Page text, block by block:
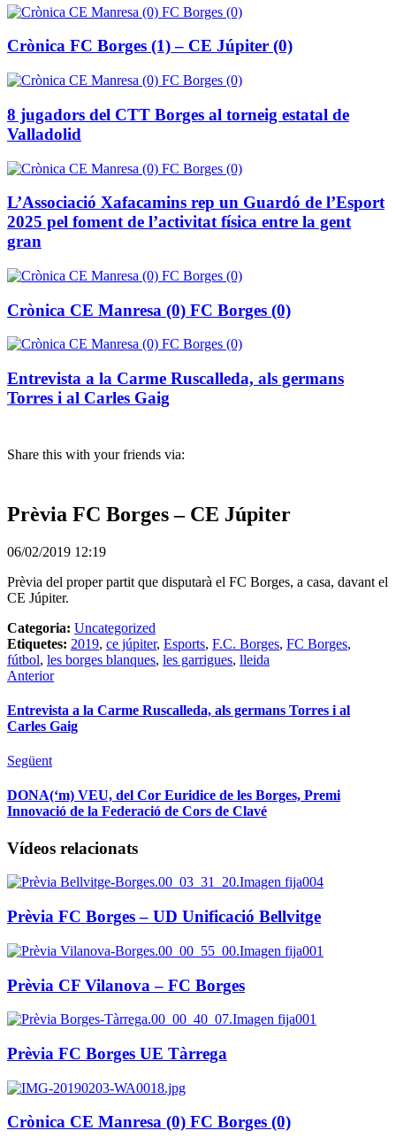
Crònica FC Borges (1) – CE Júpiter (0)
8 jugadors del CTT Borges al torneig estatal de
Valladolid
L’Associació Xafacamins rep un Guardó de l’Esport
2025 pel foment de l’activitat física entre la gent
gran
Crònica CE Manresa (0) FC Borges (0)
Entrevista a la Carme Ruscalleda, als germans
Torres i al Carles Gaig
Share this with your friends via:
Prèvia FC Borges – CE Júpiter
06/02/2019 12:19
Prèvia del proper partit que disputarà el FC Borges, a casa, davant el
CE Júpiter.
Categoria: Uncategorized
Etiquetes: 2019, ce júpiter, Esports, F.C. Borges, FC Borges,
fútbol, les borges blanques, les garrigues, lleida
Anterior
Entrevista a la Carme Ruscalleda, als germans Torres i al
Carles Gaig
Següent
DONA(‘m) VEU, del Cor Euridice de les Borges, Premi
Innovació de la Federació de Cors de Clavé
Vídeos relacionats
Prèvia FC Borges – UD Unificació Bellvitge
Prèvia CF Vilanova – FC Borges
Prèvia FC Borges UE Tàrrega
Crònica CE Manresa (0) FC Borges (0)